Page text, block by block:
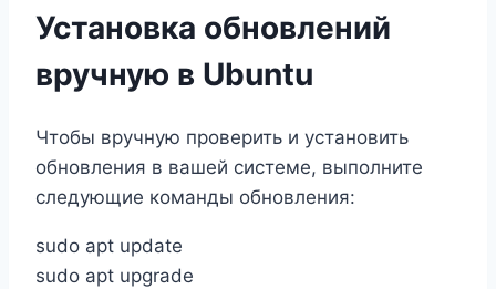
Установка обновлений
вручную в Ubuntu
Чтобы вручную проверить и установить
обновления в вашей системе, выполните
следующие команды обновления:
sudo apt update
sudo apt upgrade